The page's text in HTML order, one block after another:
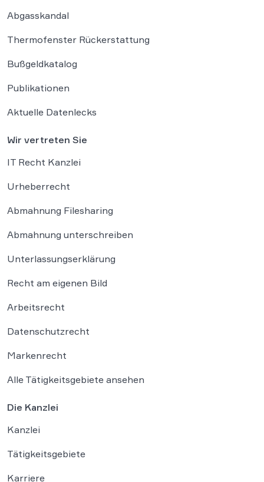
Abgasskandal
Thermofenster Rückerstattung
Bußgeldkatalog
Publikationen
Aktuelle Datenlecks
Wir vertreten Sie
IT Recht Kanzlei
Urheberrecht
Abmahnung Filesharing
Abmahnung unterschreiben
Unterlassungserklärung
Recht am eigenen Bild
Arbeitsrecht
Datenschutzrecht
Markenrecht
Alle Tätigkeitsgebiete ansehen
Die Kanzlei
Kanzlei
Tätigkeitsgebiete
Karriere